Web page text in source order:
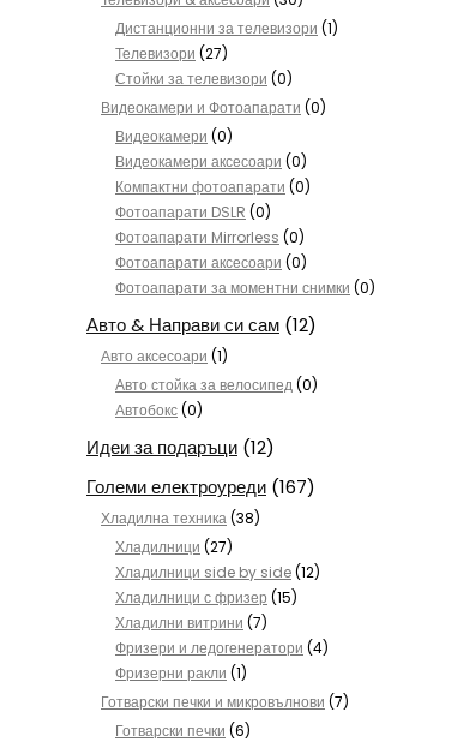
Дистанционни за телевизори (1)
Телевизори (27)
Стойки за телевизори (0)
Видеокамери и Фотоапарати (0)
Видеокамери (0)
Видеокамери аксесоари (0)
Компактни фотоапарати (0)
Фотоапарати DSLR (0)
Фотоапарати Mirrorless (0)
Фотоапарати аксесоари (0)
Фотоапарати за моментни снимки (0)
Авто & Направи си сам (12)
Авто аксесоари (1)
Авто стойка за велосипед(0)
Автобокс(0)
Идеи за подаръци (12)
Големи електроуреди (167)
Хладилна техника(38)
Хладилници (27)
Хладилници side by side(12)
Хладилници с фризер (15)
Хладилни витрини (7)
Фризери и ледогенератори (4)
Фризерни ракли (1)
Готварски печки и микровълнови (7)
Готварски печки (6)